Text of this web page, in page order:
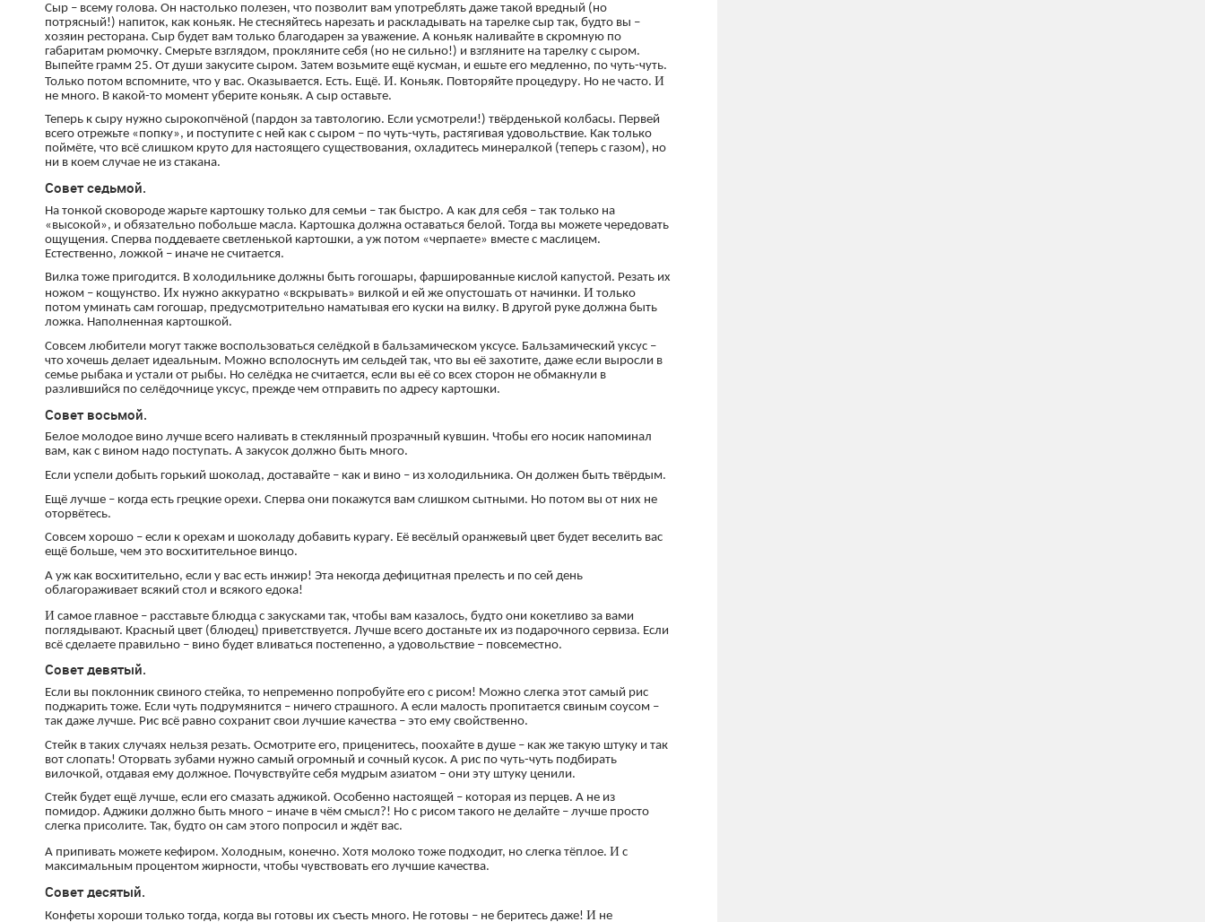
Сыр – всему голова. Он настолько полезен, что позволит вам употреблять даже такой вредный (но
потрясный!) напиток, как коньяк. Не стесняйтесь нарезать и раскладывать на тарелке сыр так, будто вы –
хозяин ресторана. Сыр будет вам только благодарен за уважение. А коньяк наливайте в скромную по
габаритам рюмочку. Смерьте взглядом, прокляните себя (но не сильно!) и взгляните на тарелку с сыром.
Выпейте грамм 25. От души закусите сыром. Затем возьмите ещё кусман, и ешьте его медленно, по чуть-чуть.
Только потом вспомните, что у вас. Оказывается. Есть. Ещё. И. Коньяк. Повторяйте процедуру. Но не часто. И
не много. В какой-то момент уберите коньяк. А сыр оставьте.
Теперь к сыру нужно сырокопчёной (пардон за тавтологию. Если усмотрели!) твёрденькой колбасы. Первей
всего отрежьте «попку», и поступите с ней как с сыром – по чуть-чуть, растягивая удовольствие. Как только
поймёте, что всё слишком круто для настоящего существования, охладитесь минералкой (теперь с газом), но
ни в коем случае не из стакана.
Совет седьмой.
На тонкой сковороде жарьте картошку только для семьи – так быстро. А как для себя – так только на
«высокой», и обязательно побольше масла. Картошка должна оставаться белой. Тогда вы можете чередовать
ощущения. Сперва поддеваете светленькой картошки, а уж потом «черпаете» вместе с маслицем.
Естественно, ложкой – иначе не считается.
Вилка тоже пригодится. В холодильнике должны быть гогошары, фаршированные кислой капустой. Резать их
ножом – кощунство. Их нужно аккуратно «вскрывать» вилкой и ей же опустошать от начинки. И только
потом уминать сам гогошар, предусмотрительно наматывая его куски на вилку. В другой руке должна быть
ложка. Наполненная картошкой.
Совсем любители могут также воспользоваться селёдкой в бальзамическом уксусе. Бальзамический уксус –
что хочешь делает идеальным. Можно всполоснуть им сельдей так, что вы её захотите, даже если выросли в
семье рыбака и устали от рыбы. Но селёдка не считается, если вы её со всех сторон не обмакнули в
разлившийся по селёдочнице уксус, прежде чем отправить по адресу картошки.
Совет восьмой.
Белое молодое вино лучше всего наливать в стеклянный прозрачный кувшин. Чтобы его носик напоминал
вам, как с вином надо поступать. А закусок должно быть много.
Если успели добыть горький шоколад, доставайте – как и вино – из холодильника. Он должен быть твёрдым.
Ещё лучше – когда есть грецкие орехи. Сперва они покажутся вам слишком сытными. Но потом вы от них не
оторвётесь.
Совсем хорошо – если к орехам и шоколаду добавить курагу. Её весёлый оранжевый цвет будет веселить вас
ещё больше, чем это восхитительное винцо.
А уж как восхитительно, если у вас есть инжир! Эта некогда дефицитная прелесть и по сей день
облагораживает всякий стол и всякого едока!
И самое главное – расставьте блюдца с закусками так, чтобы вам казалось, будто они кокетливо за вами
поглядывают. Красный цвет (блюдец) приветствуется. Лучше всего достаньте их из подарочного сервиза. Если
всё сделаете правильно – вино будет вливаться постепенно, а удовольствие – повсеместно.
Совет девятый.
Если вы поклонник свиного стейка, то непременно попробуйте его с рисом! Можно слегка этот самый рис
поджарить тоже. Если чуть подрумянится – ничего страшного. А если малость пропитается свиным соусом –
так даже лучше. Рис всё равно сохранит свои лучшие качества – это ему свойственно.
Стейк в таких случаях нельзя резать. Осмотрите его, приценитесь, поохайте в душе – как же такую штуку и так
вот слопать! Оторвать зубами нужно самый огромный и сочный кусок. А рис по чуть-чуть подбирать
вилочкой, отдавая ему должное. Почувствуйте себя мудрым азиатом – они эту штуку ценили.
Стейк будет ещё лучше, если его смазать аджикой. Особенно настоящей – которая из перцев. А не из
помидор. Аджики должно быть много – иначе в чём смысл?! Но с рисом такого не делайте – лучше просто
слегка присолите. Так, будто он сам этого попросил и ждёт вас.
А припивать можете кефиром. Холодным, конечно. Хотя молоко тоже подходит, но слегка тёплое. И с
максимальным процентом жирности, чтобы чувствовать его лучшие качества.
Совет десятый.
Конфеты хороши только тогда, когда вы готовы их съесть много. Не готовы – не беритесь даже! И не